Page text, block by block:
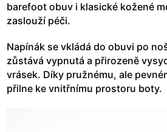
barefoot obuv i klasické kožené
zaslouží péči.
Napínák se vkládá do obuvi po
zůstává vypnutá a přirozeně
vrásek. Díky pružnému, ale
přilne ke vnitřnímu prostoru boty.